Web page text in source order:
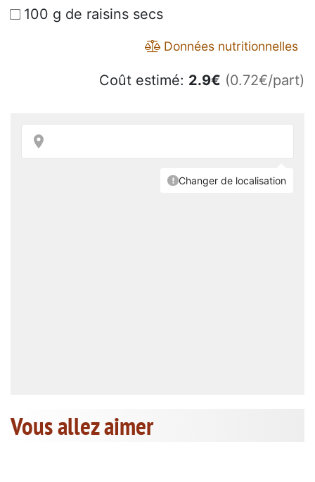
100 g de raisins secs
Données nutritionnelles
Coût estimé: 2.9€ (0.72€/part)
Vous allez aimer